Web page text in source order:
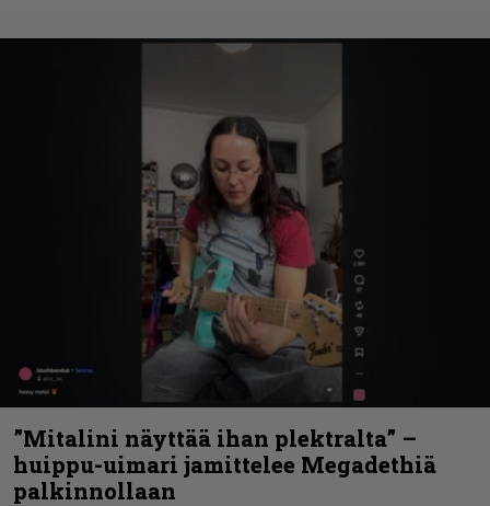
”Mitalini näyttää ihan plektralta” –
huippu-uimari jamittelee Megadethiä
palkinnollaan